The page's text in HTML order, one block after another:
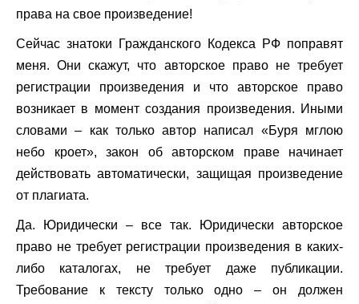
права на свое произведение!
Сейчас знатоки Гражданского Кодекса РФ поправят
меня. Они скажут, что авторское право не требует
регистрации произведения и что авторское право
возникает в момент создания произведения. Иными
словами – как только автор написал «Буря мглою
небо кроет», закон об авторском праве начинает
действовать автоматически, защищая произведение
от плагиата.
Да. Юридически – все так. Юридически авторское
право не требует регистрации произведения в каких-
либо каталогах, не требует даже публикации.
Требование к тексту только одно – он должен